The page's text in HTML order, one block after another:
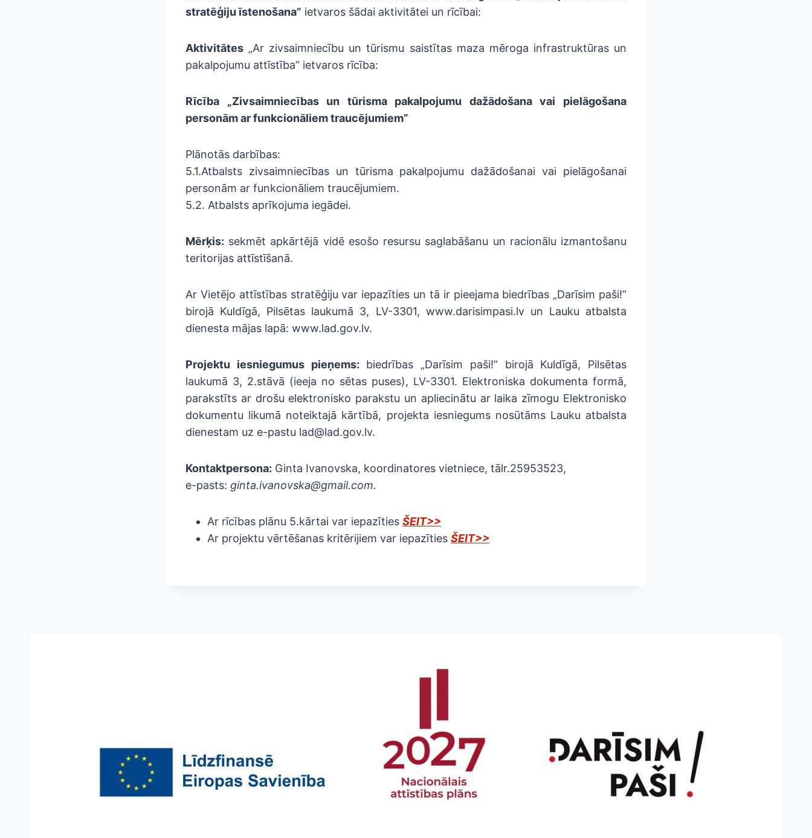
stratēģiju īstenošana” ietvaros šādai aktivitātei un rīcībai:
Aktivitātes „Ar zivsaimniecību un tūrismu saistītas maza mēroga infrastruktūras un
pakalpojumu attīstība” ietvaros rīcība:
Rīcība „Zivsaimniecības un tūrisma pakalpojumu dažādošana vai pielāgošana
personām ar funkcionāliem traucējumiem”
Plānotās darbības:
5.1.Atbalsts zivsaimniecības un tūrisma pakalpojumu dažādošanai vai pielāgošanai
personām ar funkcionāliem traucējumiem.
5.2. Atbalsts aprīkojuma iegādei.
Mērķis: sekmēt apkārtējā vidē esošo resursu saglabāšanu un racionālu izmantošanu
teritorijas attīstīšanā.
Ar Vietējo attīstības stratēģiju var iepazīties un tā ir pieejama biedrības „Darīsim paši!”
birojā Kuldīgā, Pilsētas laukumā 3, LV-3301, www.darisimpasi.lv un Lauku atbalsta
dienesta mājas lapā: www.lad.gov.lv.
Projektu iesniegumus pieņems: biedrības „Darīsim paši!” birojā Kuldīgā, Pilsētas
laukumā 3, 2.stāvā (ieeja no sētas puses), LV-3301. Elektroniska dokumenta formā,
parakstīts ar drošu elektronisko parakstu un apliecinātu ar laika zīmogu Elektronisko
dokumentu likumā noteiktajā kārtībā, projekta iesniegums nosūtāms Lauku atbalsta
dienestam uz e-pastu lad@lad.gov.lv.
Kontaktpersona: Ginta Ivanovska, koordinatores vietniece, tālr.25953523,
e-pasts: ginta.ivanovska@gmail.com.
Ar rīcības plānu 5.kārtai var iepazīties ŠEIT>>
Ar projektu vērtēšanas kritērijiem var iepazīties ŠEIT>>